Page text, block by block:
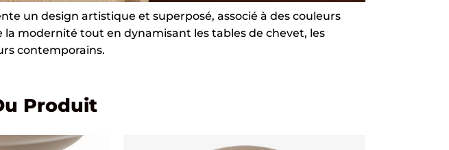
un design artistique et superposé, associé à des couleurs
modernité tout en dynamisant les tables de chevet, les
contemporains.
Produit